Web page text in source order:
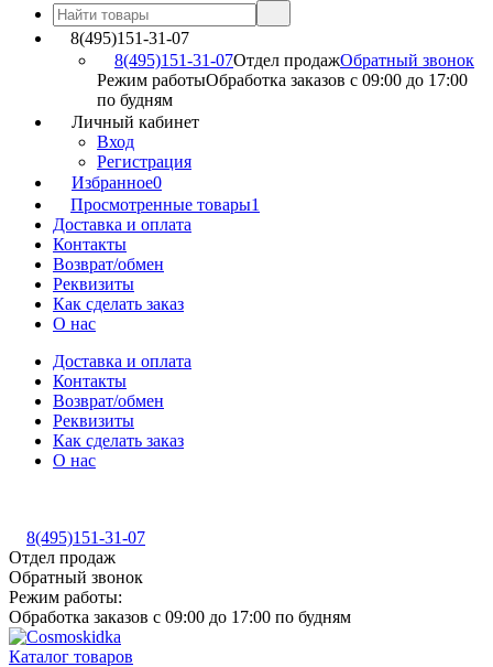
8(495)151-31-07
8(495)151-31-07Отдел продажОбратный звонок
Режим работыОбработка заказов с 09:00 до 17:00
по будням
Личный кабинет
Вход
Регистрация
Избранное0
Просмотренные товары1
Доставка и оплата
Контакты
Возврат/обмен
Реквизиты
Как сделать заказ
О нас
Доставка и оплата
Контакты
Возврат/обмен
Реквизиты
Как сделать заказ
О нас
8(495)151-31-07
Отдел продаж
Обратный звонок
Режим работы:
Обработка заказов с 09:00 до 17:00 по будням
Каталог товаров